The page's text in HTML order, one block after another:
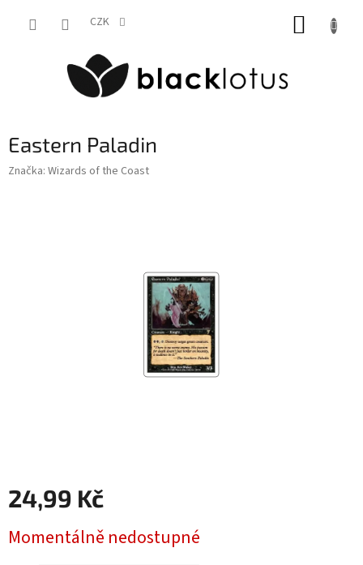
CZK
Eastern Paladin
Značka: Wizards of the Coast
24,99 Kč
cena:
Momentálně nedostupné